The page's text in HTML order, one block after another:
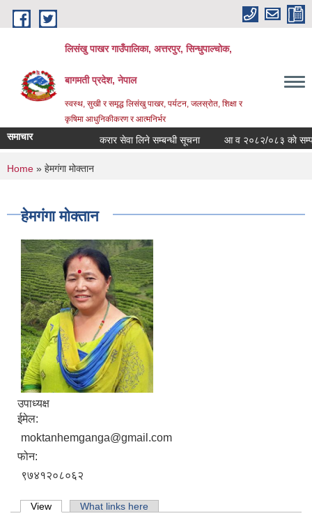
Skip to main content
लिसंखु पाखर गाउँपालिका, अत्तरपुर, सिन्धुपाल्चोक,
बागमती प्रदेश, नेपाल
स्वस्थ, सुखी र समृद्ध लिसंखु पाखर, पर्यटन, जलस्रोत, शिक्षा र
कृषिमा आधुनिकीकरण र आत्मनिर्भर
समाचार करार सेवा लिने सम्बन्धी सूचना आ व २०८२/०८३ काे सम्पत्ति
You are here
Home » हेमगंगा मोक्तान
हेमगंगा मोक्तान
उपाध्यक्ष
ईमेल:
moktanhemganga@gmail.com
फोन:
९७४१२०८०६२
Primary tabs
View (active tab)What links here